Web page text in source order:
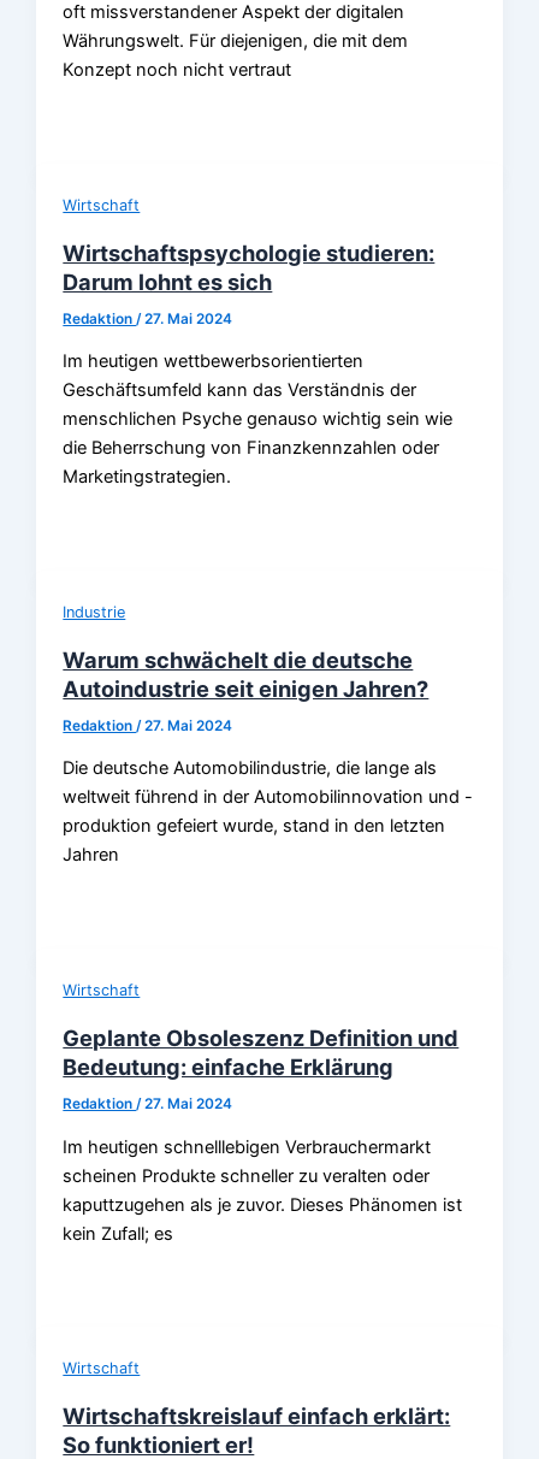
oft missverstandener Aspekt der digitalen
Währungswelt. Für diejenigen, die mit dem
Konzept noch nicht vertraut
Wirtschaft
Wirtschaftspsychologie studieren:
Darum lohnt es sich
Redaktion /27. Mai 2024
Im heutigen wettbewerbsorientierten
Geschäftsumfeld kann das Verständnis der
menschlichen Psyche genauso wichtig sein wie
die Beherrschung von Finanzkennzahlen oder
Marketingstrategien.
Industrie
Warum schwächelt die deutsche
Autoindustrie seit einigen Jahren?
Redaktion /27. Mai 2024
Die deutsche Automobilindustrie, die lange als
weltweit führend in der Automobilinnovation und -
produktion gefeiert wurde, stand in den letzten
Jahren
Wirtschaft
Geplante Obsoleszenz Definition und
Bedeutung: einfache Erklärung
Redaktion/27. Mai 2024
Im heutigen schnelllebigen Verbrauchermarkt
scheinen Produkte schneller zu veralten oder
kaputtzugehen als je zuvor. Dieses Phänomen ist
kein Zufall; es
Wirtschaft
Wirtschaftskreislauf einfach erklärt:
So funktioniert er!